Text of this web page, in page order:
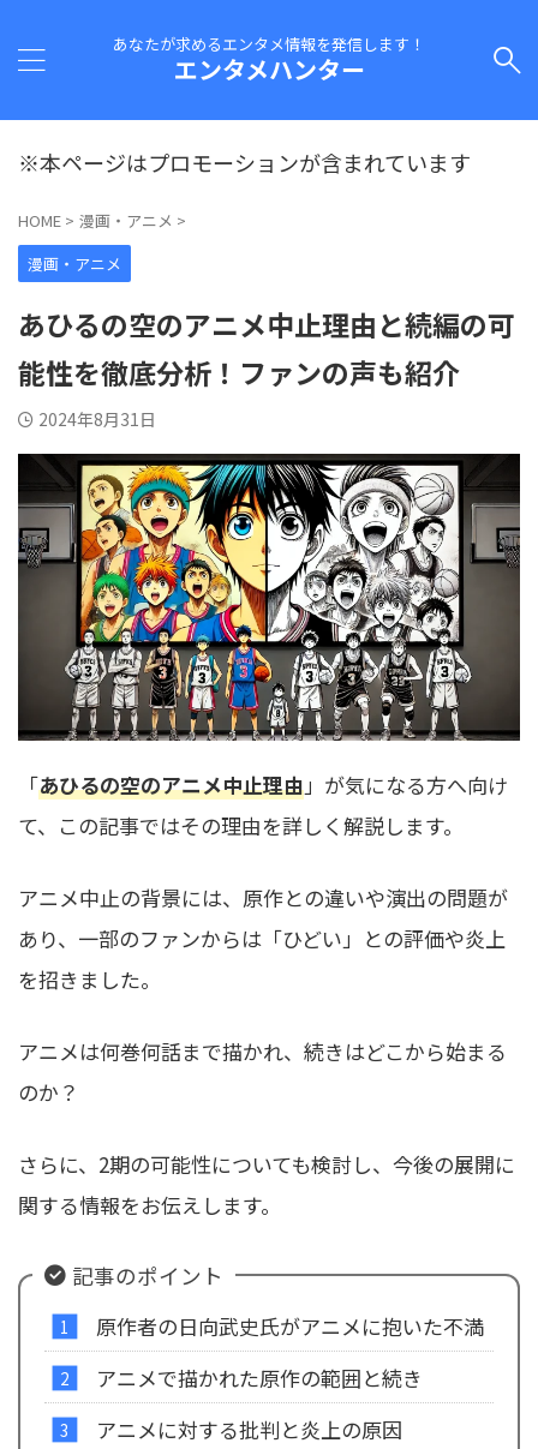
あなたが求めるエンタメ情報を発信します！
エンタメハンター
※本ページはプロモーションが含まれています
HOME > 漫画・アニメ >
漫画・アニメ
あひるの空のアニメ中止理由と続編の可
能性を徹底分析！ファンの声も紹介
2024年8月31日
「あひるの空のアニメ中止理由」が気になる方へ向け
て、この記事ではその理由を詳しく解説します。
アニメ中止の背景には、原作との違いや演出の問題が
あり、一部のファンからは「ひどい」との評価や炎上
を招きました。
アニメは何巻何話まで描かれ、続きはどこから始まる
のか？
さらに、2期の可能性についても検討し、今後の展開に
関する情報をお伝えします。
記事のポイント
原作者の日向武史氏がアニメに抱いた不満
アニメで描かれた原作の範囲と続き
アニメに対する批判と炎上の原因